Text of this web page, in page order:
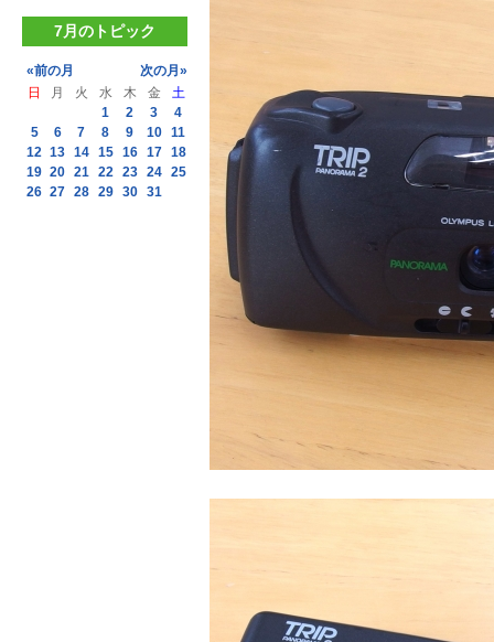
7月のトピック
«前の月
次の月»
日
月 火 水 木 金
土
1
2 3
4
5
6 7 8 9 10
11
12 13 14 15 16 17 18
19 20 21 22 23 24 25
26 27 28 29 30 31